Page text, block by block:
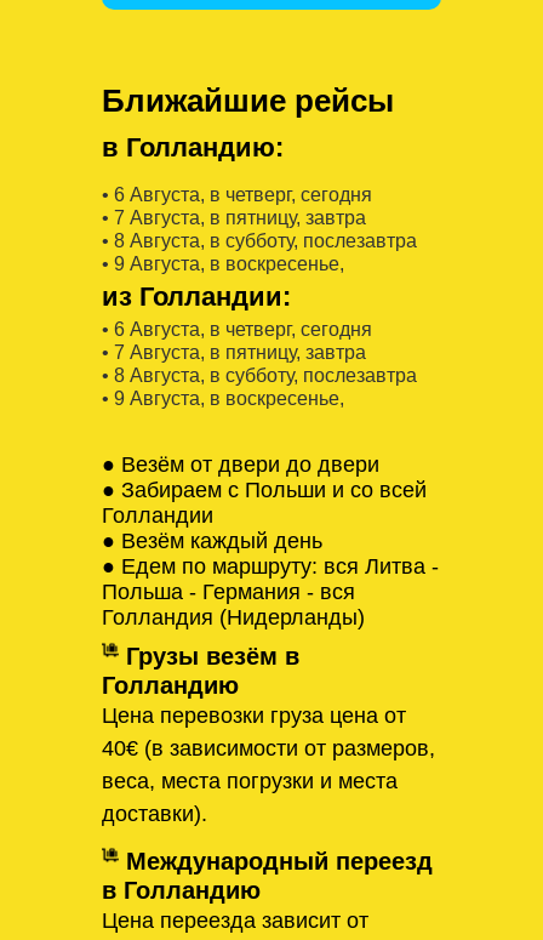
Ближайшие рейсы
в Голландию:
• 6 Августa, в четверг, сегодня
• 7 Августa, в пятницу, завтра
• 8 Августa, в субботу, послезавтра
• 9 Августa, в воскресенье,
из Голландии:
• 6 Августa, в четверг, сегодня
• 7 Августa, в пятницу, завтра
• 8 Августa, в субботу, послезавтра
• 9 Августa, в воскресенье,
● Везём от двери до двери
● Забираем с Польши и со всей
Голландии
● Везём каждый день
● Едем по маршруту: вся Литва -
Польша - Германия - вся
Голландия (Нидерланды)
Грузы везём в
Голландию
Цена перевозки груза цена от
40€ (в зависимости от размеров,
веса, места погрузки и места
доставки).
Международный переезд
в Голландию
Цена переезда зависит от